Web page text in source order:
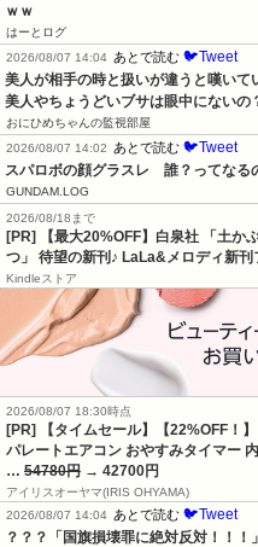
ｗｗ
はーとログ
2026/08/07 14:04 あとで読む 🐦Tweet
美人が相手の時と扱いが違うと嘆い
美人やちょうどいブサは眼中にないの
おにひめちゃんの監視部屋
2026/08/07 14:02
あとで読む 🐦Tweet
スパロボの顔グラスレ　誰？ってなる
GUNDAM.LOG
2026/08/18まで
[PR] 【最大20%OFF】白泉社 「土か
つ」 待望の新刊♪ LaLa&メロディ新刊
Kindleストア
2026/08/07 18:30時点
[PR] 【タイムセール】【22%OFF！
パレートエアコン おやすみタイマー
… 54780円 → 42700円
アイリスオーヤマ(IRIS OHYAMA)
2026/08/07 14:04 あとで読む 🐦Tweet
？？？「国旗損壊罪に絶対反対！！